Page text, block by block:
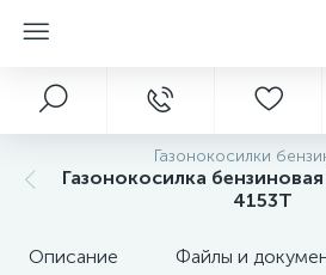
Газонокосилки
Газонокосилка бензиновая
4153T
Описание Файлы и